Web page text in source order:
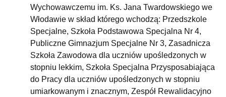
Wychowawczemu im. Ks. Jana Twardowskiego we
Włodawie w skład którego wchodzą: Przedszkole
Specjalne, Szkoła Podstawowa Specjalna Nr 4,
Publiczne Gimnazjum Specjalne Nr 3, Zasadnicza
Szkoła Zawodowa dla uczniów upośledzonych w
stopniu lekkim, Szkoła Specjalna Przysposabiająca
do Pracy dla uczniów upośledzonych w stopniu
umiarkowanym i znacznym, Zespół Rewalidacyjno